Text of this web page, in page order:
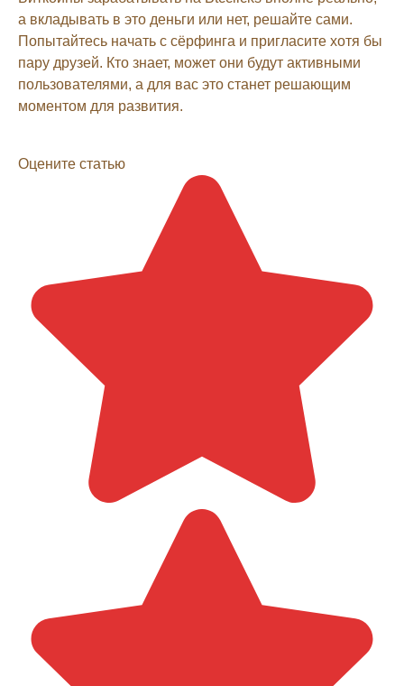
а вкладывать в это деньги или нет, решайте сами.
Попытайтесь начать с сёрфинга и пригласите хотя бы
пару друзей. Кто знает, может они будут активными
пользователями, а для вас это станет решающим
моментом для развития.
Оцените статью